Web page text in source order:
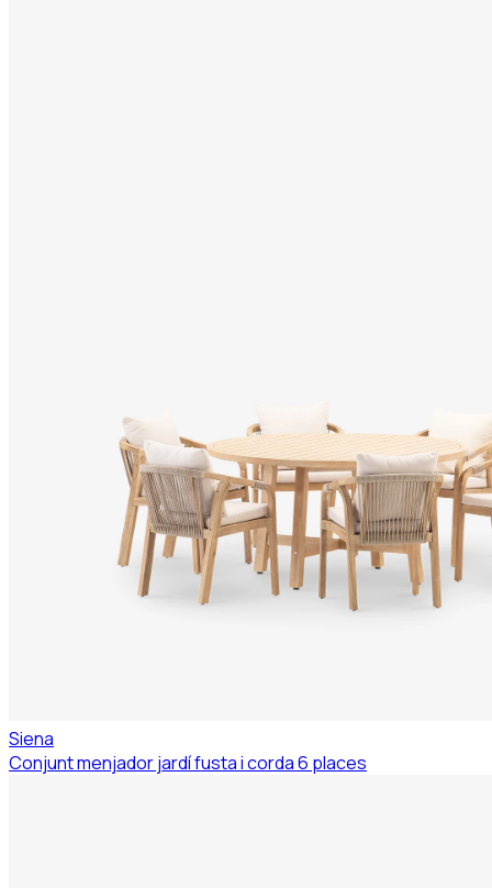
Siena
Conjunt menjador jardí fusta i corda 6 places